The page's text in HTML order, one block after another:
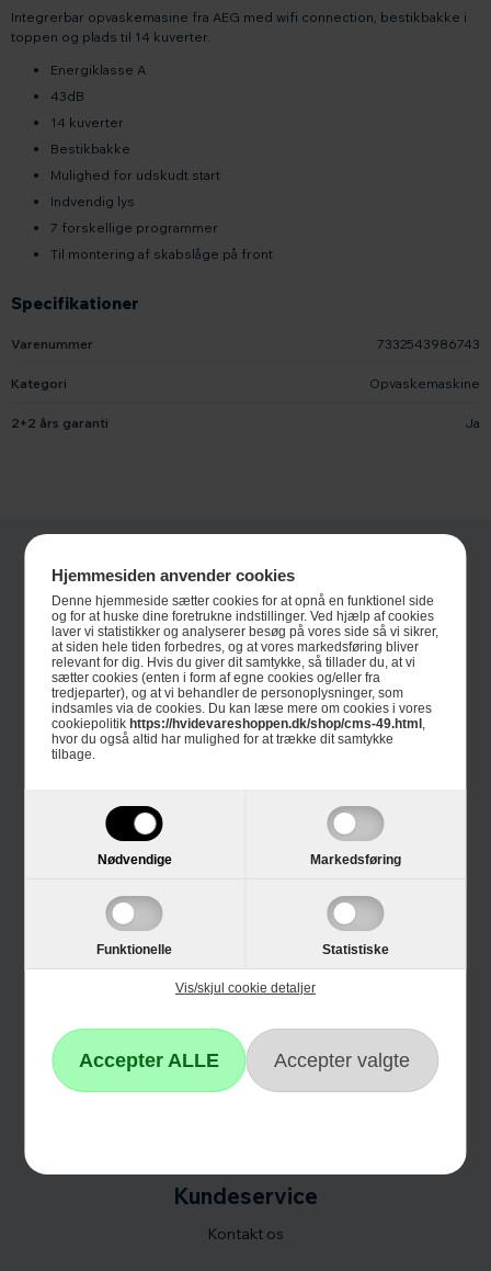
Hjemmesiden anvender cookies
Denne hjemmeside sætter cookies for at opnå en funktionel side
og for at huske dine foretrukne indstillinger. Ved hjælp af cookies
laver vi statistikker og analyserer besøg på vores side så vi sikrer,
at siden hele tiden forbedres, og at vores markedsføring bliver
relevant for dig. Hvis du giver dit samtykke, så tillader du, at vi
sætter cookies (enten i form af egne cookies og/eller fra
tredjeparter), og at vi behandler de personoplysninger, som
indsamles via de cookies. Du kan læse mere om cookies i vores
cookiepolitik https://hvidevareshoppen.dk/shop/cms-49.html ,
hvor du også altid har mulighed for at trække dit samtykke
tilbage.
Nødvendige Markedsføring
Funktionelle Statistiske
Vis/skjul cookie detaljer
Specifikationer
Varenummer 7332543986743
Kategori Opvaskemaskine
2+2 års garanti Ja
Integrerbar opvaskemasine fra AEG med wifi connection, bestikbakke i
toppen og plads til 14 kuverter.
Energiklasse A
43dB
14 kuverter
Bestikbakke
Mulighed for udskudt start
Indvendig lys
7 forskellige programmer
Til montering af skabslåge på front
Kundeservice
Kontakt os
Informationer
Links
Single Day
Cyber Monday